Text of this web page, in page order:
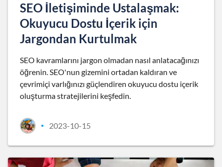
SEO İletişiminde Ustalaşmak:
Okuyucu Dostu İçerik için
Jargondan Kurtulmak
SEO kavramlarını jargon olmadan nasıl anlatacağınızı
öğrenin. SEO'nun gizemini ortadan kaldıran ve
çevrimiçi varlığınızı güçlendiren okuyucu dostu içerik
oluşturma stratejilerini keşfedin.
• 2023-10-15